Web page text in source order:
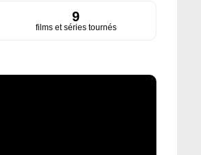
9
films et séries tournés